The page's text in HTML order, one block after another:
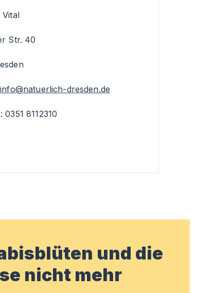
Vital
Str. 40
info@natuerlich-dresden.de
0351 8112310
und die
nicht mehr